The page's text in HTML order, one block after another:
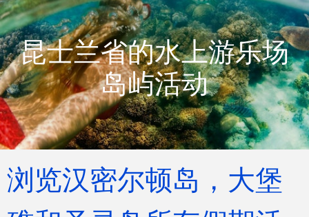
昆士兰省的水上游乐场
岛屿活动
浏览汉密尔顿岛，大堡